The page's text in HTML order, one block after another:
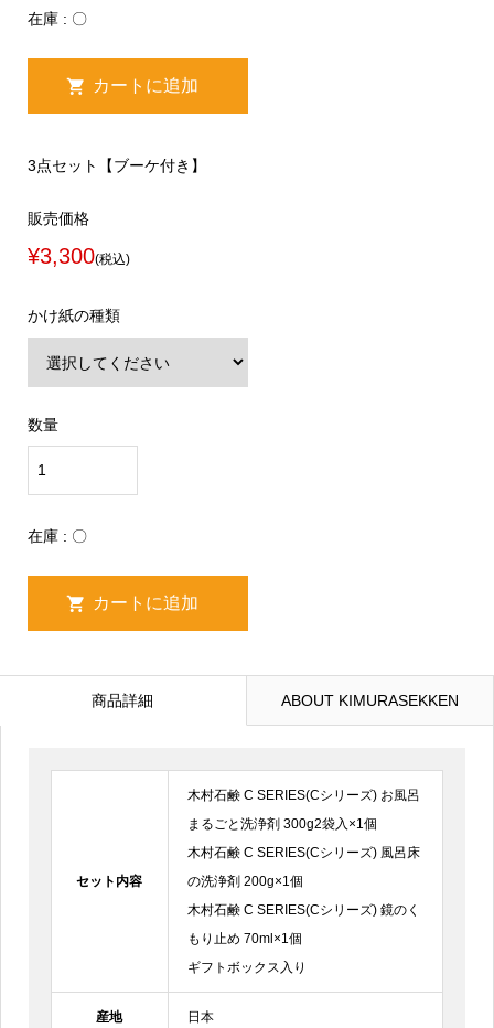
在庫 : 〇
3点セット【ブーケ付き】
販売価格
¥3,300(税込)
かけ紙の種類
数量
在庫 : 〇
商品詳細 ABOUT KIMURASEKKEN
セット内容
木村石鹸 C SERIES(Cシリーズ) お風呂
まるごと洗浄剤 300g2袋入×1個
木村石鹸 C SERIES(Cシリーズ) 風呂床
の洗浄剤 200g×1個
木村石鹸 C SERIES(Cシリーズ) 鏡のく
もり止め 70ml×1個
ギフトボックス入り
産地 日本